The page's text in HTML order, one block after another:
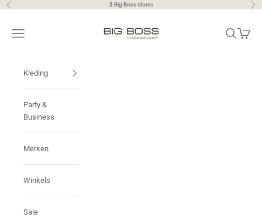
Naar inhoud
Vorige 2 Big Boss stores
Menu
Zoeken
Kleding
Party &
Business
Merken
Winkels
Sale